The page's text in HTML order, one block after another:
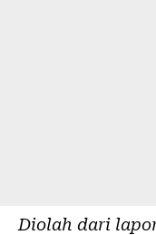
Diolah dari